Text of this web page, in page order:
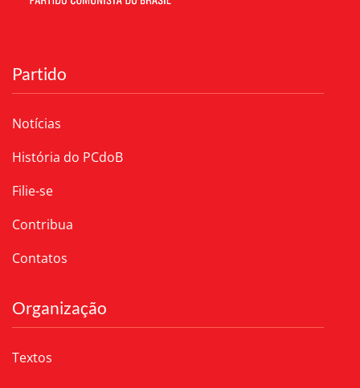
Partido
Notícias
História do PCdoB
Filie-se
Contribua
Contatos
Organização
Textos